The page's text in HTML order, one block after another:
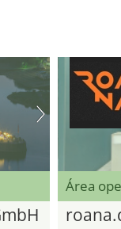
Área